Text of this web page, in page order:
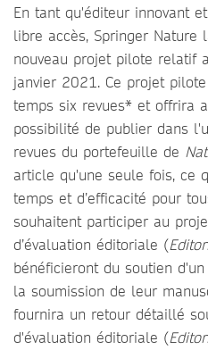
En tant qu'éditeur innovant
libre accès, Springer Nature
nouveau projet pilote relatif
janvier 2021. Ce projet
temps six revues* et offrira
possibilité de publier dans
revues du portefeuille de
article qu'une seule fois, ce
temps et d’efficacité pour
souhaitent participer au
d’évaluation éditoriale (
bénéficieront du soutien
la soumission de leur
fournira un retour détaillé
d'évaluation éditoriale (